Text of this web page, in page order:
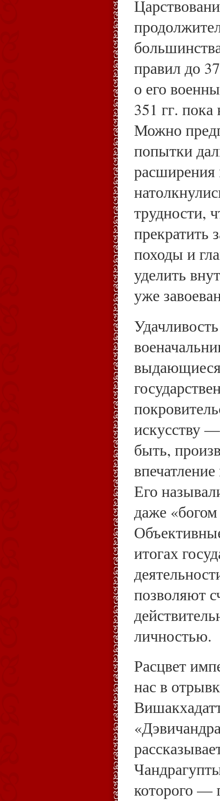
правил до
о его
351 гг.
Можно
попытки
расширения
трудности,
прекратить
походы и
уделить
уже
искусству
быть,
Его
даже
итогах
позволяют
личностью.
Расцвет
нас в
которого —